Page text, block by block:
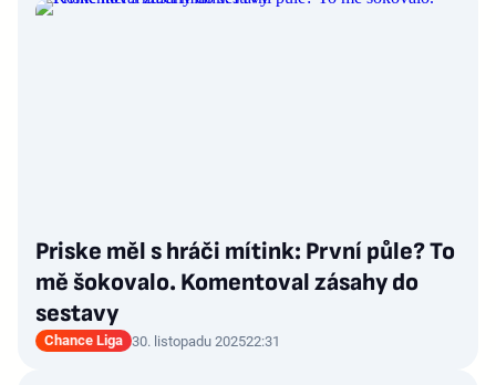
Priske měl s hráči mítink: První půle? To
mě šokovalo. Komentoval zásahy do
sestavy
Chance Liga 30. listopadu 202522:31